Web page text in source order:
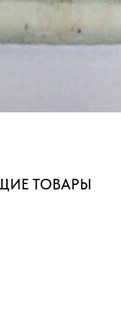
ТОВАРЫ